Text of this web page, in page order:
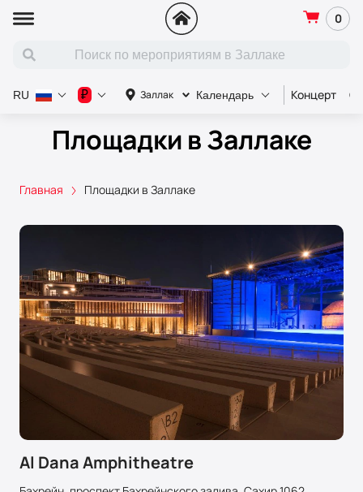
0
Заллак Календарь Концерт
RU ₽
Площадки в Заллаке
Главная Площадки в Заллаке
Al Dana Amphitheatre